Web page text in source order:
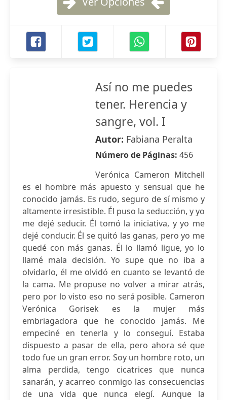
Así no me puedes
tener. Herencia y
sangre, vol. I
Autor: Fabiana Peralta
Número de Páginas: 456
Verónica Cameron Mitchell
es el hombre más apuesto y sensual que he
conocido jamás. Es rudo, seguro de sí mismo y
altamente irresistible. Él puso la seducción, y yo
me dejé seducir. Él tomó la iniciativa, y yo me
dejé conducir. Él se quitó las ganas, pero yo me
quedé con más ganas. Él lo llamó ligue, yo lo
llamé mala decisión. Yo supe que no iba a
olvidarlo, él me olvidó en cuanto se levantó de
la cama. Me propuse no volver a mirar atrás,
pero por lo visto eso no será posible. Cameron
Verónica Gorisek es la mujer más
embriagadora que he conocido jamás. Me
empeciné en tenerla y lo conseguí. Estaba
dispuesto a pasar de ella, pero ahora sé que
todo fue un gran error. Soy un hombre roto, un
alma perdida, tengo cicatrices que nunca
sanarán, y acarreo conmigo las consecuencias
de una vida que nunca elegí. Aunque la